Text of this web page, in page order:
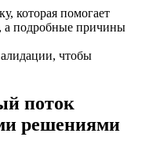
которая помогает
а подробные причины
чтобы
поток
решениями